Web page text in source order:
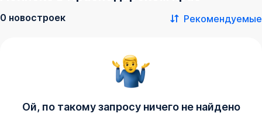
0 новостроек Рекомендуемые
Ой, по такому запросу ничего не найдено